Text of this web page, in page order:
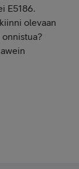
E5186.
olevaan